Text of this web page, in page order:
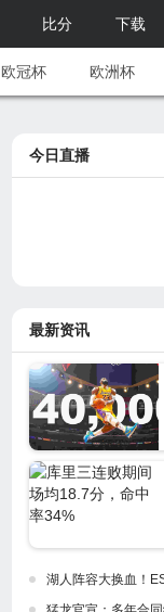
比分 下载
欧冠杯 欧洲杯
今日直播
最新资讯
湖人阵容大换血！